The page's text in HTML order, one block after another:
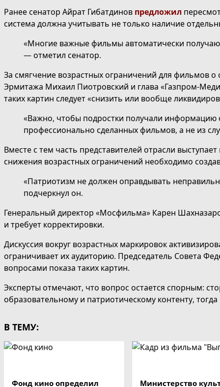
Ранее сенатор Айрат Гибатдинов предложил
система должна учитывать не только наличие
«Многие важные фильмы автоматически
— отметил сенатор.
За смягчение возрастных ограничений для фильмов
Эрмитажа Михаил Пиотровский и глава «Газпром-
таких картин следует «снизить или вообще
«Важно, чтобы подростки получали информацию
профессионально сделанных фильмов, а не из
Вместе с тем часть представителей отрасли
снижения возрастных ограничений необходимо
«Патриотизм не должен оправдывать
подчеркнул он.
Генеральный директор «Мосфильма» Карен
и требует корректировки.
Дискуссия вокруг возрастных маркировок
ограничивает их аудиторию. Председатель Совета
вопросами показа таких картин.
Эксперты отмечают, что вопрос остается спорным:
образовательному и патриотическому контенту,
В ТЕМУ:
Фонд кино определил
Министерство